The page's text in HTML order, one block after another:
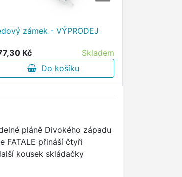
zámek - VÝPRODEJ
Kč
Skladem
Do košíku
pláně Divokého západu
FATALE přináší čtyři
kousek skládačky